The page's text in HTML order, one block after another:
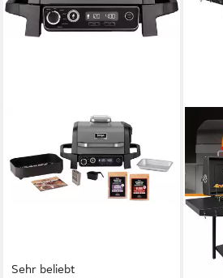
Sehr beliebt